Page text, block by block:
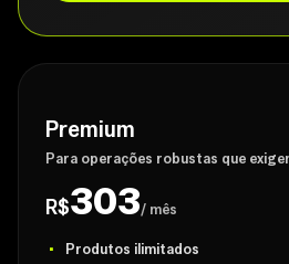
Premium
Para operações robustas que
R$303/ mês
Produtos ilimitados